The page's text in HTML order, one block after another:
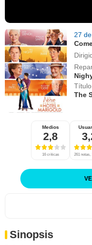
27
The
Medios
2,8
16 críticas 261 notas,
Sinopsis